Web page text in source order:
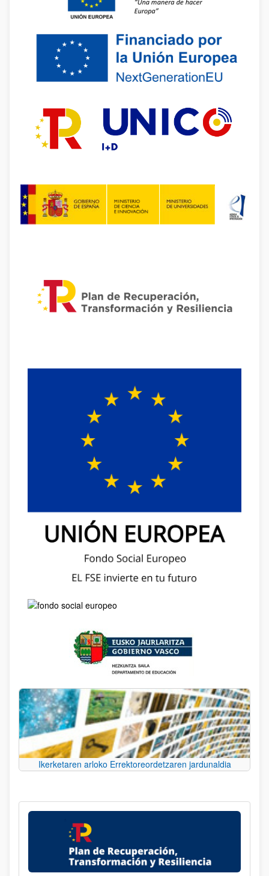
Ikerketaren arloko Errektoreordetzaren jardunaldia